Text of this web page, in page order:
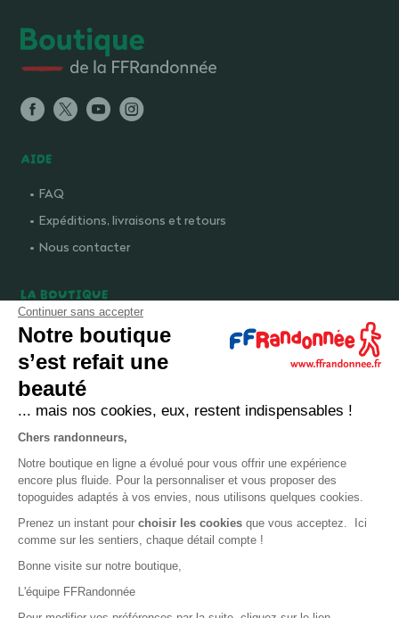
AIDE
FAQ
Expéditions, livraisons et retours
Nous contacter
LA BOUTIQUE
Qui sommes-nous ?
Comment devenir adhérent ?
Mentions légales
CGV et politique de confidentialité
Cookies
LA FÉDÉRATION
FFRandonnée
Mon GR
Faire un don
Bénévoles
Continuer sans accepter
Notre boutique
s’est refait une
beauté
... mais nos cookies, eux, restent indispensables !
Chers randonneurs,
Notre boutique en ligne a évolué pour vous offrir une expérience
encore plus fluide. Pour la personnaliser et vous proposer des
topoguides adaptés à vos envies, nous utilisons quelques cookies.
Prenez un instant pour choisir les cookies que vous acceptez. Ici
comme sur les sentiers, chaque détail compte !
Bonne visite sur notre boutique,
L'équipe FFRandonnée